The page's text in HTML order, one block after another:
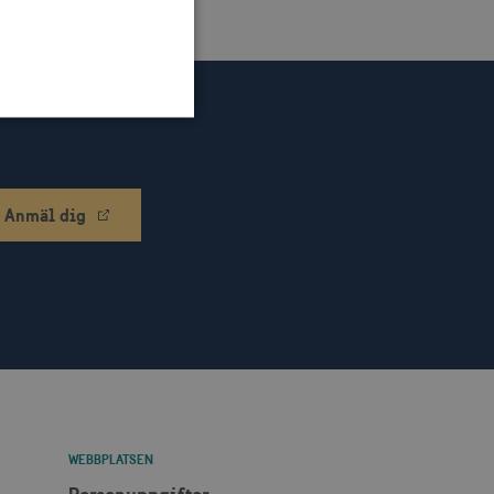
Anmäl dig
WEBBPLATSEN
till en säker webbplats.
Detta är fördelaktigt